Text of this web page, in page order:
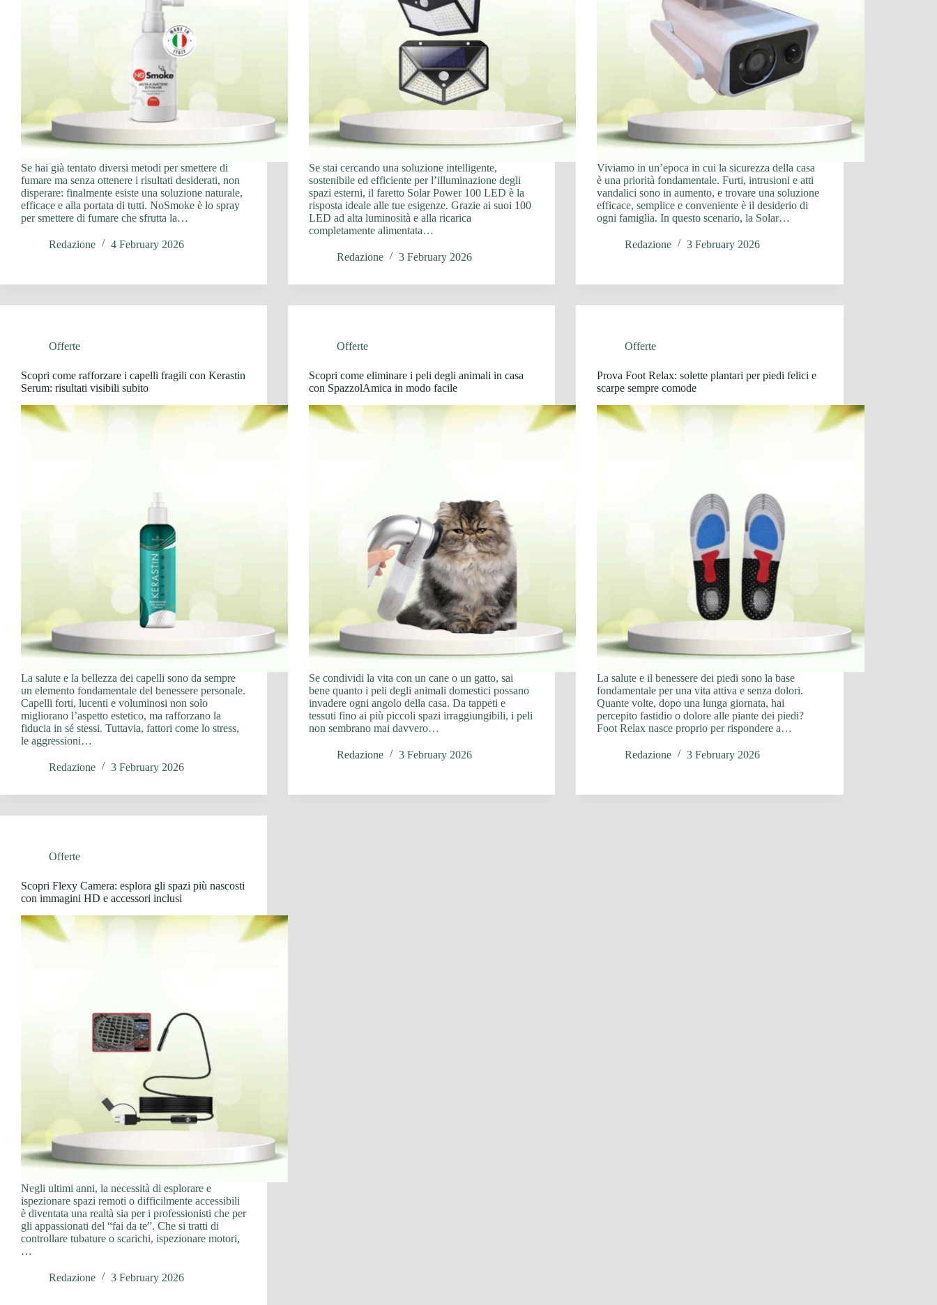
Se hai già tentato diversi metodi per smettere di
fumare ma senza ottenere i risultati desiderati, non
disperare: finalmente esiste una soluzione naturale,
efficace e alla portata di tutti. NoSmoke è lo spray
per smettere di fumare che sfrutta la…
Redazione 4 February 2026
Se stai cercando una soluzione intelligente,
sostenibile ed efficiente per l’illuminazione degli
spazi esterni, il faretto Solar Power 100 LED è la
risposta ideale alle tue esigenze. Grazie ai suoi 100
LED ad alta luminosità e alla ricarica
completamente alimentata…
Redazione 3 February 2026
Viviamo in un’epoca in cui la sicurezza della casa
è una priorità fondamentale. Furti, intrusioni e atti
vandalici sono in aumento, e trovare una soluzione
efficace, semplice e conveniente è il desiderio di
ogni famiglia. In questo scenario, la Solar…
Redazione 3 February 2026
Offerte
Scopri come rafforzare i capelli fragili con Kerastin
Serum: risultati visibili subito
La salute e la bellezza dei capelli sono da sempre
un elemento fondamentale del benessere personale.
Capelli forti, lucenti e voluminosi non solo
migliorano l’aspetto estetico, ma rafforzano la
fiducia in sé stessi. Tuttavia, fattori come lo stress,
le aggressioni…
Redazione 3 February 2026
Offerte
Scopri come eliminare i peli degli animali in casa
con SpazzolAmica in modo facile
Se condividi la vita con un cane o un gatto, sai
bene quanto i peli degli animali domestici possano
invadere ogni angolo della casa. Da tappeti e
tessuti fino ai più piccoli spazi irraggiungibili, i peli
non sembrano mai davvero…
Redazione 3 February 2026
Offerte
Prova Foot Relax: solette plantari per piedi felici e
scarpe sempre comode
La salute e il benessere dei piedi sono la base
fondamentale per una vita attiva e senza dolori.
Quante volte, dopo una lunga giornata, hai
percepito fastidio o dolore alle piante dei piedi?
Foot Relax nasce proprio per rispondere a…
Redazione 3 February 2026
Offerte
Scopri Flexy Camera: esplora gli spazi più nascosti
con immagini HD e accessori inclusi
Negli ultimi anni, la necessità di esplorare e
ispezionare spazi remoti o difficilmente accessibili
è diventata una realtà sia per i professionisti che per
gli appassionati del “fai da te”. Che si tratti di
controllare tubature o scarichi, ispezionare motori,
…
Redazione 3 February 2026